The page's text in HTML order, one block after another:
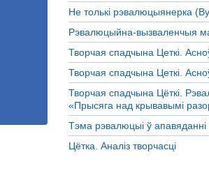
Не толькі рэвалюцыянерка
Рэвалюцыйна-вызваленчыя
Творчая спадчына Цеткi.
Творчая спадчына Цеткi.
Творчая спадчына Цёткі.
«Прысяга над крывавымі
Тэма рэвалюцыі ў
Цётка. Аналіз творчасці